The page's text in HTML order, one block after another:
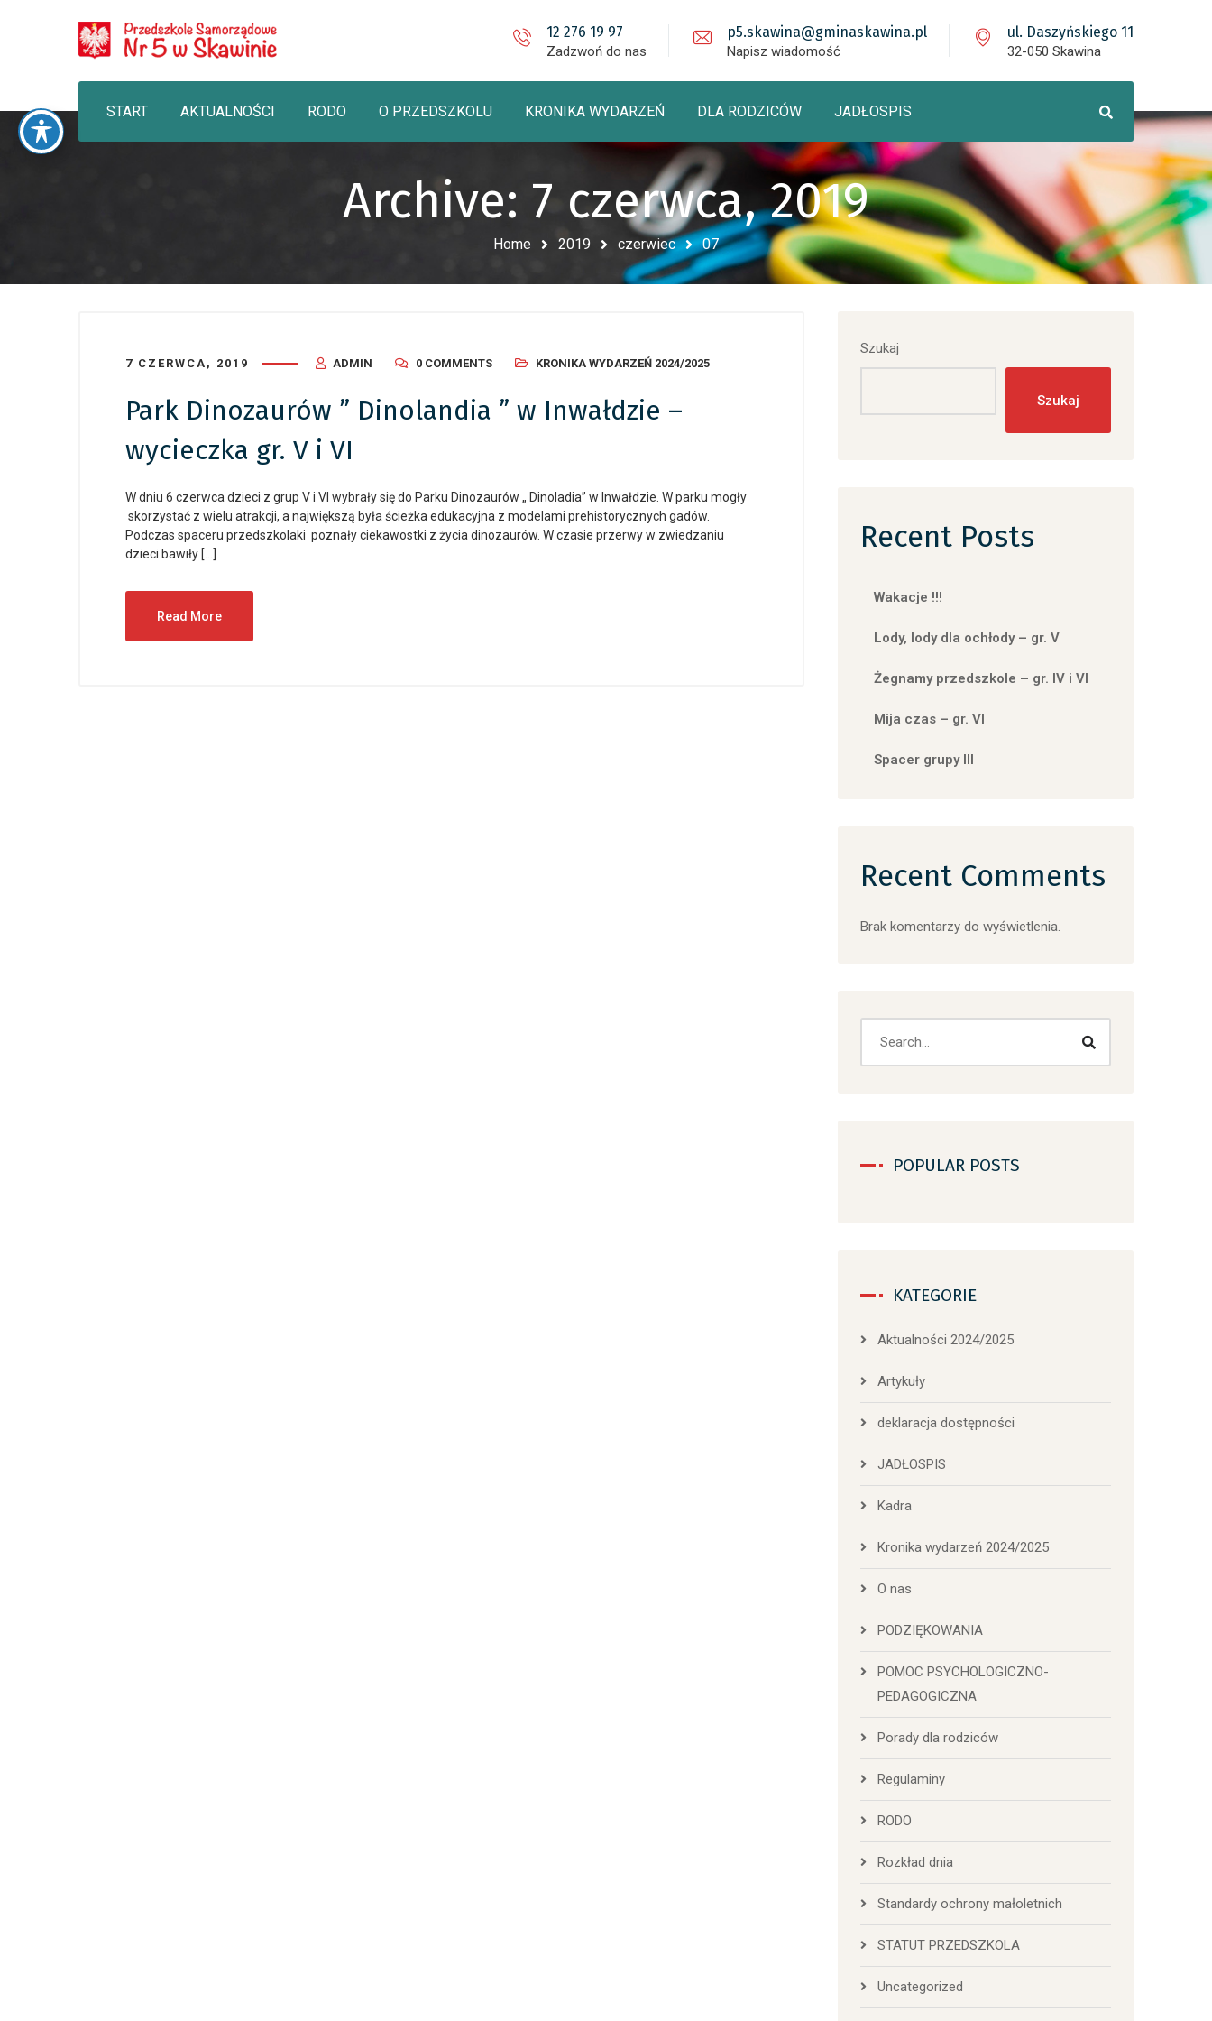
12 276 19 97
Zadzwoń do nas
p5.skawina@gminaskawina.pl
Napisz wiadomość
ul. Daszyńskiego 11
32-050 Skawina
START AKTUALNOŚCI RODO O PRZEDSZKOLU KRONIKA WYDARZEŃ DLA RODZICÓW JADŁOSPIS
Archive: 7 czerwca, 2019
Home 2019 czerwiec 07
7 CZERWCA, 2019 ADMIN 0 COMMENTS KRONIKA WYDARZEŃ 2024/2025
Park Dinozaurów ” Dinolandia ” w Inwałdzie –
wycieczka gr. V i VI
W dniu 6 czerwca dzieci z grup V i VI wybrały się do Parku Dinozaurów „ Dinoladia” w Inwałdzie. W parku mogły
skorzystać z wielu atrakcji, a największą była ścieżka edukacyjna z modelami prehistorycznych gadów.
Podczas spaceru przedszkolaki poznały ciekawostki z życia dinozaurów. W czasie przerwy w zwiedzaniu
dzieci bawiły […]
Read More
Szukaj
Szukaj
Recent Posts
Wakacje !!!
Lody, lody dla ochłody – gr. V
Żegnamy przedszkole – gr. IV i VI
Mija czas – gr. VI
Spacer grupy III
Recent Comments
Brak komentarzy do wyświetlenia.
POPULAR POSTS
KATEGORIE
Aktualności 2024/2025
Artykuły
deklaracja dostępności
JADŁOSPIS
Kadra
Kronika wydarzeń 2024/2025
O nas
PODZIĘKOWANIA
POMOC PSYCHOLOGICZNO-
PEDAGOGICZNA
Porady dla rodziców
Regulaminy
RODO
Rozkład dnia
Standardy ochrony małoletnich
STATUT PRZEDSZKOLA
Uncategorized